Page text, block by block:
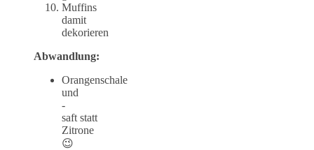
Muffins
damit
dekorieren
Abwandlung:
Orangenschale
und
-
saft statt
Zitrone
😉